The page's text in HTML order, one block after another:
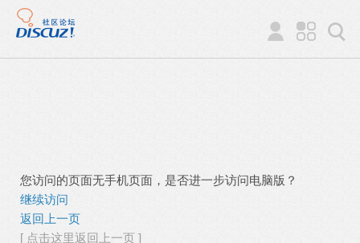
您访问的页面无手机页面，是否进一步访问电脑版？
继续访问
返回上一页
[ 点击这里返回上一页 ]